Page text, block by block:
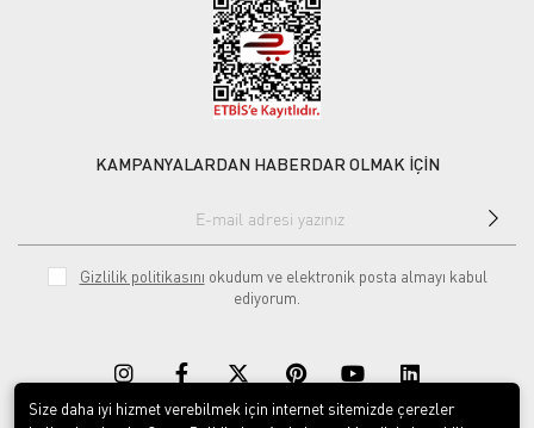
KAMPANYALARDAN HABERDAR OLMAK İÇİN
Gizlilik politikasını okudum ve elektronik posta almayı kabul
ediyorum.
Size daha iyi hizmet verebilmek için internet sitemizde çerezler